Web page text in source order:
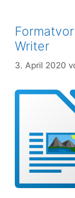
Writer
3. April 2020